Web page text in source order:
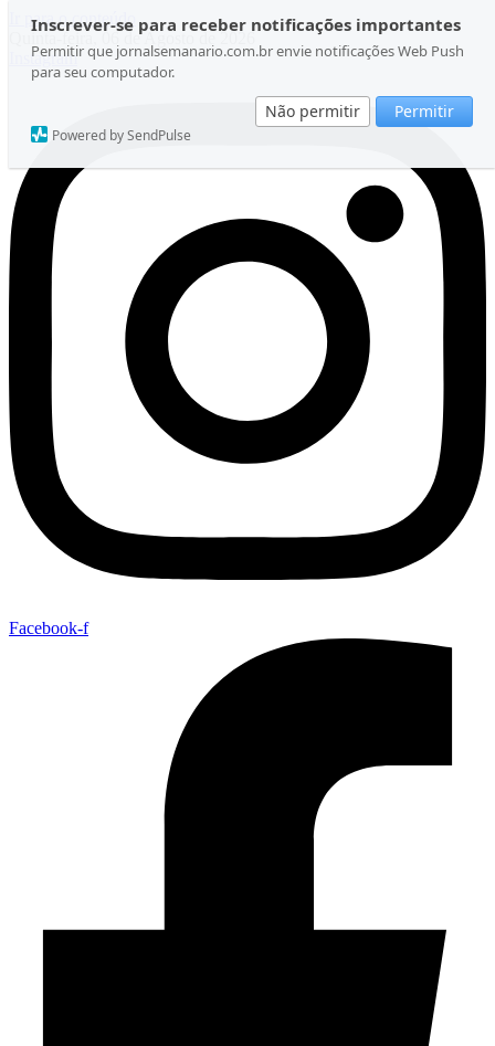
Inscrever-se para receber notificações importantes
Permitir que jornalsemanario.com.br envie notificações Web Push
para seu computador.
Não permitir Permitir
Powered by SendPulse
Ir para o conteúdo
Quinta-feira, 06 de Agosto de 2026
Instagram
Facebook-f